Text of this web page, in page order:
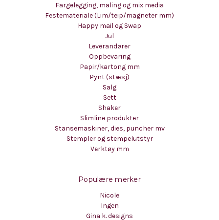
Fargelegging, maling og mix media
Festemateriale (Lim/teip/magneter mm)
Happy mail og Swap
Jul
Leverandører
Oppbevaring
Papir/kartong mm
Pynt (stæsj)
Salg
Sett
Shaker
Slimline produkter
Stansemaskiner, dies, puncher mv
Stempler og stempelutstyr
Verktøy mm
Populære merker
Nicole
Ingen
Gina k. designs